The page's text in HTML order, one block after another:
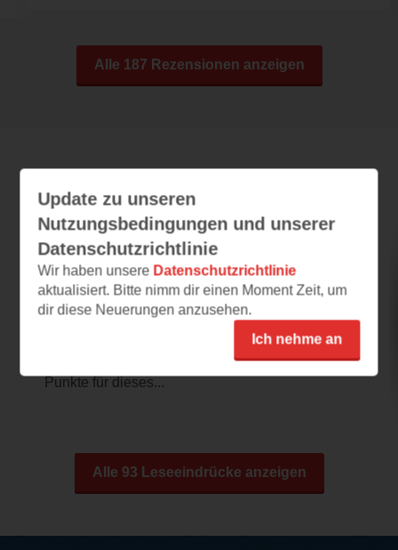
Alle 187 Rezensionen anzeigen
Leseeindrücke
Das Buch der gefallenen Blätter
03.08.2026 – 08:55
sehr verlockend ♥
Schon vom Cover war ich hin und weg und
nach der Leseprobe hab ich direkt meine
Punkte für dieses...
Alle 93 Leseeindrücke anzeigen
Update zu unseren
Nutzungsbedingungen und unserer
Datenschutzrichtlinie
Wir haben unsere Datenschutzrichtlinie
aktualisiert. Bitte nimm dir einen Moment Zeit, um
dir diese Neuerungen anzusehen.
Ich nehme an